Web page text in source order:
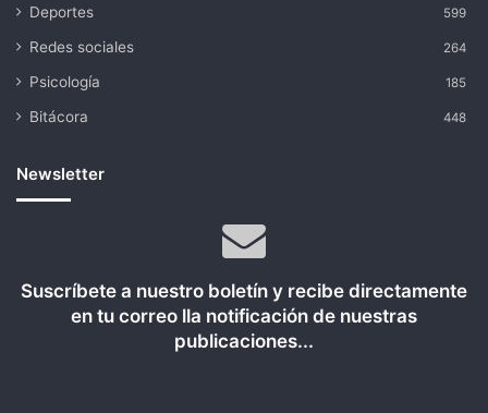
Deportes 599
Redes sociales 264
Psicología 185
Bitácora 448
Newsletter
Suscríbete a nuestro boletín y recibe directamente
en tu correo lla notificación de nuestras
publicaciones...